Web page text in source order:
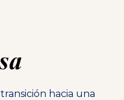
hacia una